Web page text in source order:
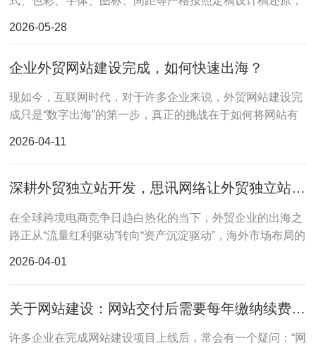
常访
2026-05-28
企业外贸网站建设完成，如何快速出海？
现如今，互联网时代，对于许多企业来说，外贸网站建设完
成只是“数字出海”的第一步，真正的挑战在于如何将网站有
将从三个关键方向，帮助企业制定出海后的实战策略。
2026-04-11
深耕外贸独立站开发，思讯网络让外贸独立站成为盈利新引擎
在全球跨境电商竞争日趋白热化的当下，外贸企业的出海之
路正从“流量红利驱动”转向“资产沉淀驱动”，海外市场布局的
2026-04-01
关于网站建设：网站交付后需要每年缴纳续费吗？
许多企业在完成网站建设项目上线后，常会有一个疑问：“网